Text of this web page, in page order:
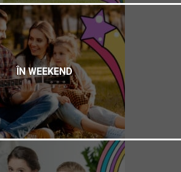
ÎN WEEKEND